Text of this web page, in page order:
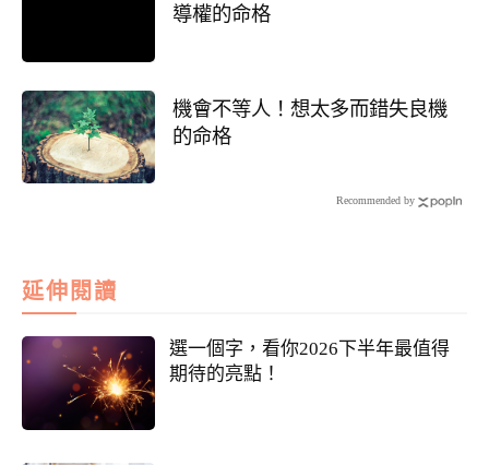
導權的命格
機會不等人！想太多而錯失良機
的命格
Recommended by
延伸閱讀
選一個字，看你2026下半年最值得
期待的亮點！